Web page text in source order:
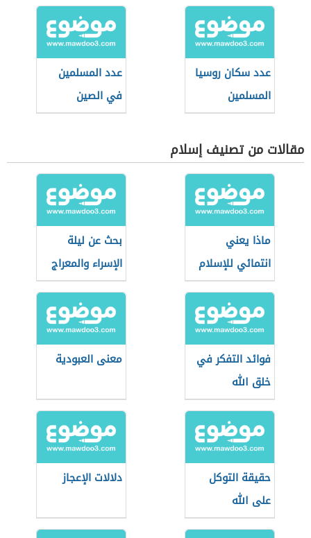
عدد سكان روسيا
المسلمين
عدد المسلمين
في الصين
مقالات من تصنيف إسلام
ماذا يعني
انتمائي للإسلام
بحث عن ليلة
الإسراء والمعراج
فوائد التفكر في
خلق الله
معنى العبودية
حقيقة التوكل
على الله
دلالات الإعجاز